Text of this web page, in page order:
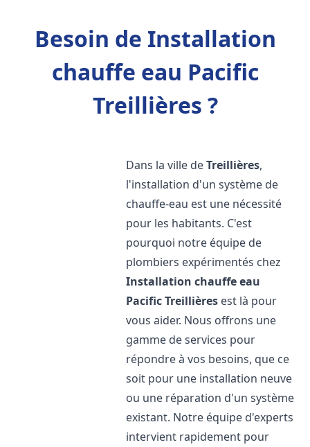
Besoin de Installation
chauffe eau Pacific
Treillières ?
Dans la ville deTreillières,
l'installation d'un système de
chauffe-eau est une nécessité
pour les habitants. C'est
pourquoi notre équipe de
plombiers expérimentés chez
Installation chauffe eau
PacificTreillières est là pour
vous aider. Nous offrons une
gamme de services pour
répondre à vos besoins, que ce
soit pour une installation neuve
ou une réparation d'un système
existant. Notre équipe d'experts
intervient rapidement pour